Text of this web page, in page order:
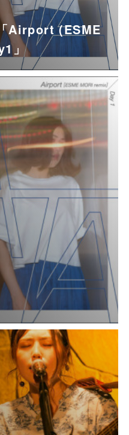
Airport (ESME
」